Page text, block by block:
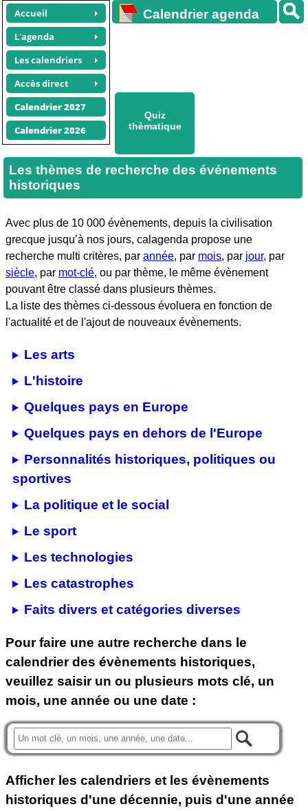
Accueil
L'agenda
Les calendriers
Accès direct
Calendrier 2027
Calendrier 2026
Calendrier agenda
Quiz
thèmatique
Les thèmes de recherche des événements
historiques
Avec plus de 10 000 évènements, depuis la civilisation
grecque jusqu’à nos jours, calagenda propose une
recherche multi critères, par année, par mois, par jour, par
siècle, par mot-clé, ou par thème, le même évènement
pouvant être classé dans plusieurs thèmes.
La liste des thèmes ci-dessous évoluera en fonction de
l'actualité et de l'ajout de nouveaux évènements.
Les arts
L'histoire
Quelques pays en Europe
Quelques pays en dehors de l'Europe
Personnalités historiques, politiques ou
sportives
La politique et le social
Le sport
Les technologies
Les catastrophes
Faits divers et catégories diverses
Pour faire une autre recherche dans le
calendrier des évènements historiques,
veuillez saisir un ou plusieurs mots clé, un
mois, une année ou une date :
Afficher les calendriers et les évènements
historiques d'une décennie, puis d'une année